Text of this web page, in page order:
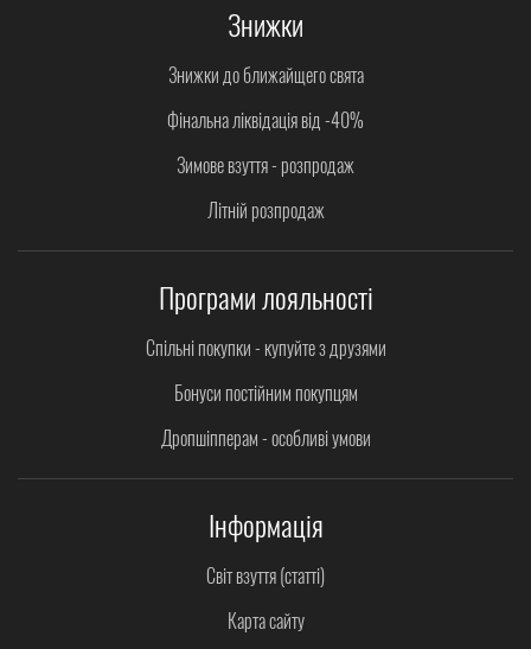
Знижки
Знижки до ближайщего свята
Фінальна ліквідація від -40%
Зимове взуття - розпродаж
Літній розпродаж
Програми лояльності
Спільні покупки - купуйте з друзями
Бонуси постійним покупцям
Дропшіпперам - особливі умови
Інформація
Світ взуття (статті)
Карта сайту